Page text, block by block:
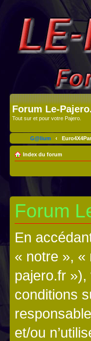
Forum Le-
Tout sur et pour votre Pajero.
G@lium ‹
Index du forum
Forum
En
« notre », «
pajero.fr »),
conditions
et/ou